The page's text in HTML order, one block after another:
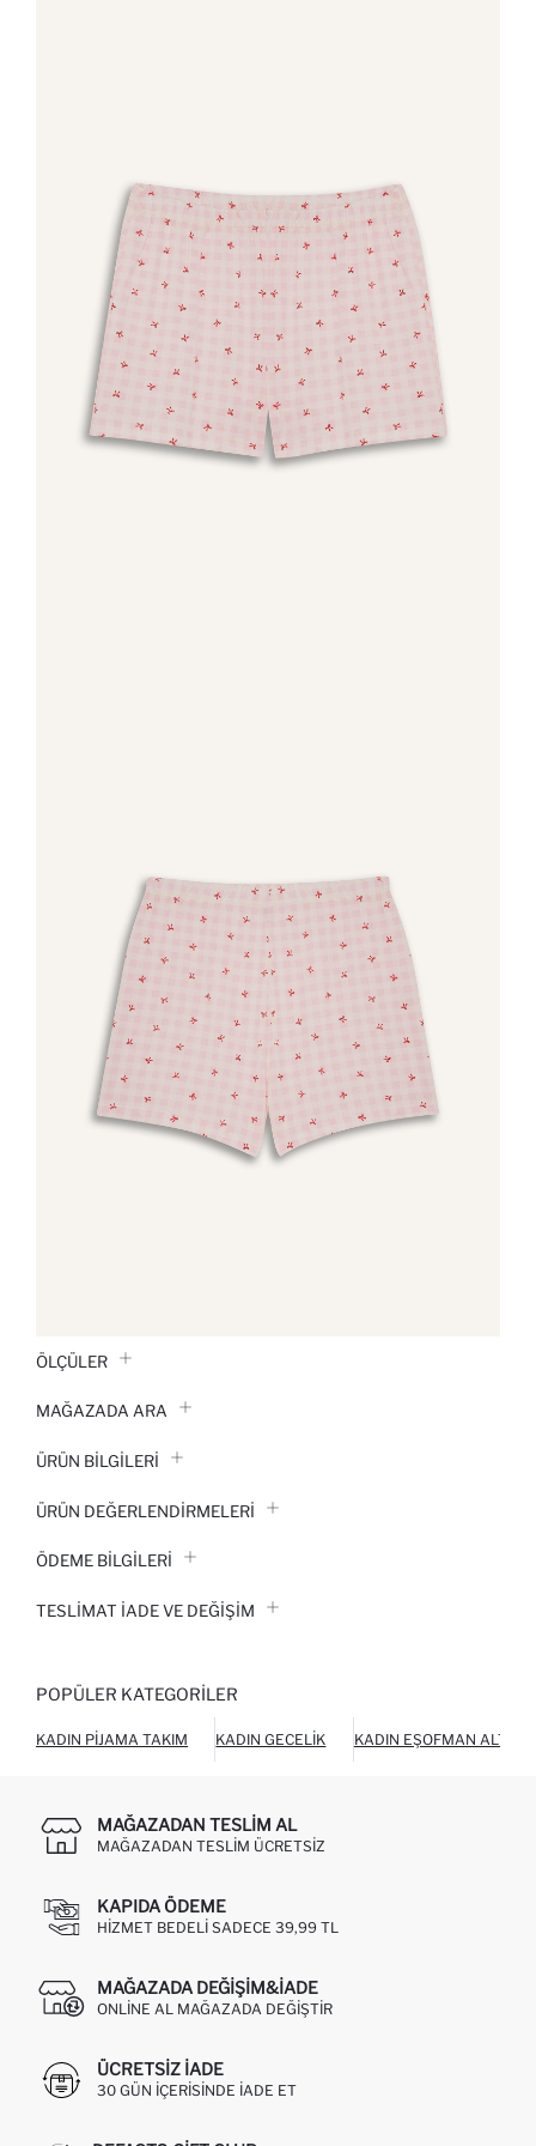
ÖLÇÜLER
MAĞAZADA ARA
ÜRÜN BILGILERI
ÜRÜN DEĞERLENDİRMELERİ
ÖDEME BİLGİLERİ
TESLIMAT İADE VE DEĞIŞIM
POPÜLER KATEGORILER
KADIN PIJAMA TAKIM KADIN GECELIK KADIN EŞOFMAN ALTI
MAĞAZADAN TESLIM AL
MAĞAZADAN TESLIM ÜCRETSIZ
KAPIDA ÖDEME
HIZMET BEDELI SADECE 39,99 TL
MAĞAZADA DEĞIŞIM&İADE
ONLINE AL MAĞAZADA DEĞIŞTIR
ÜCRETSIZ IADE
30 GÜN IÇERISINDE IADE ET